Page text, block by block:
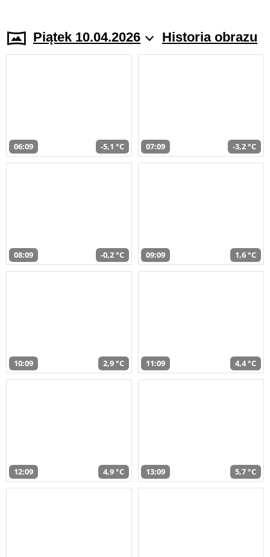
Piątek 10.04.2026 Historia obrazu
06:09 -5,1 °C 07:09 -3,2 °C
08:09 -0,2 °C 09:09 1,6 °C
10:09 2,9 °C 11:09 4,4 °C
12:09 4,9 °C 13:09 5,7 °C